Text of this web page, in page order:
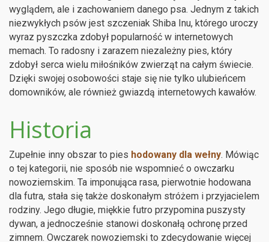
wyglądem, ale i zachowaniem danego psa. Jednym z takich
niezwykłych psów jest szczeniak Shiba Inu, którego uroczy
wyraz pyszczka zdobył popularność w internetowych
memach. To radosny i zarazem niezależny pies, który
zdobył serca wielu miłośników zwierząt na całym świecie.
Dzięki swojej osobowości staje się nie tylko ulubieńcem
domowników, ale również gwiazdą internetowych kawałów.
Historia
Zupełnie inny obszar to pies hodowany dla wełny. Mówiąc
o tej kategorii, nie sposób nie wspomnieć o owczarku
nowoziemskim. Ta imponująca rasa, pierwotnie hodowana
dla futra, stała się także doskonałym stróżem i przyjacielem
rodziny. Jego długie, miękkie futro przypomina puszysty
dywan, a jednocześnie stanowi doskonałą ochronę przed
zimnem. Owczarek nowoziemski to zdecydowanie więcej